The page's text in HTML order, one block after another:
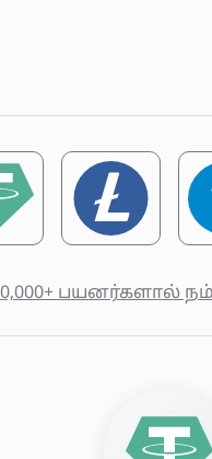
பயனர்களால்